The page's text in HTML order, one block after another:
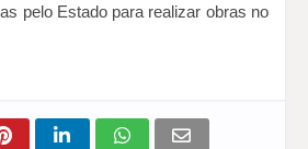
pelo Estado para realizar obras no